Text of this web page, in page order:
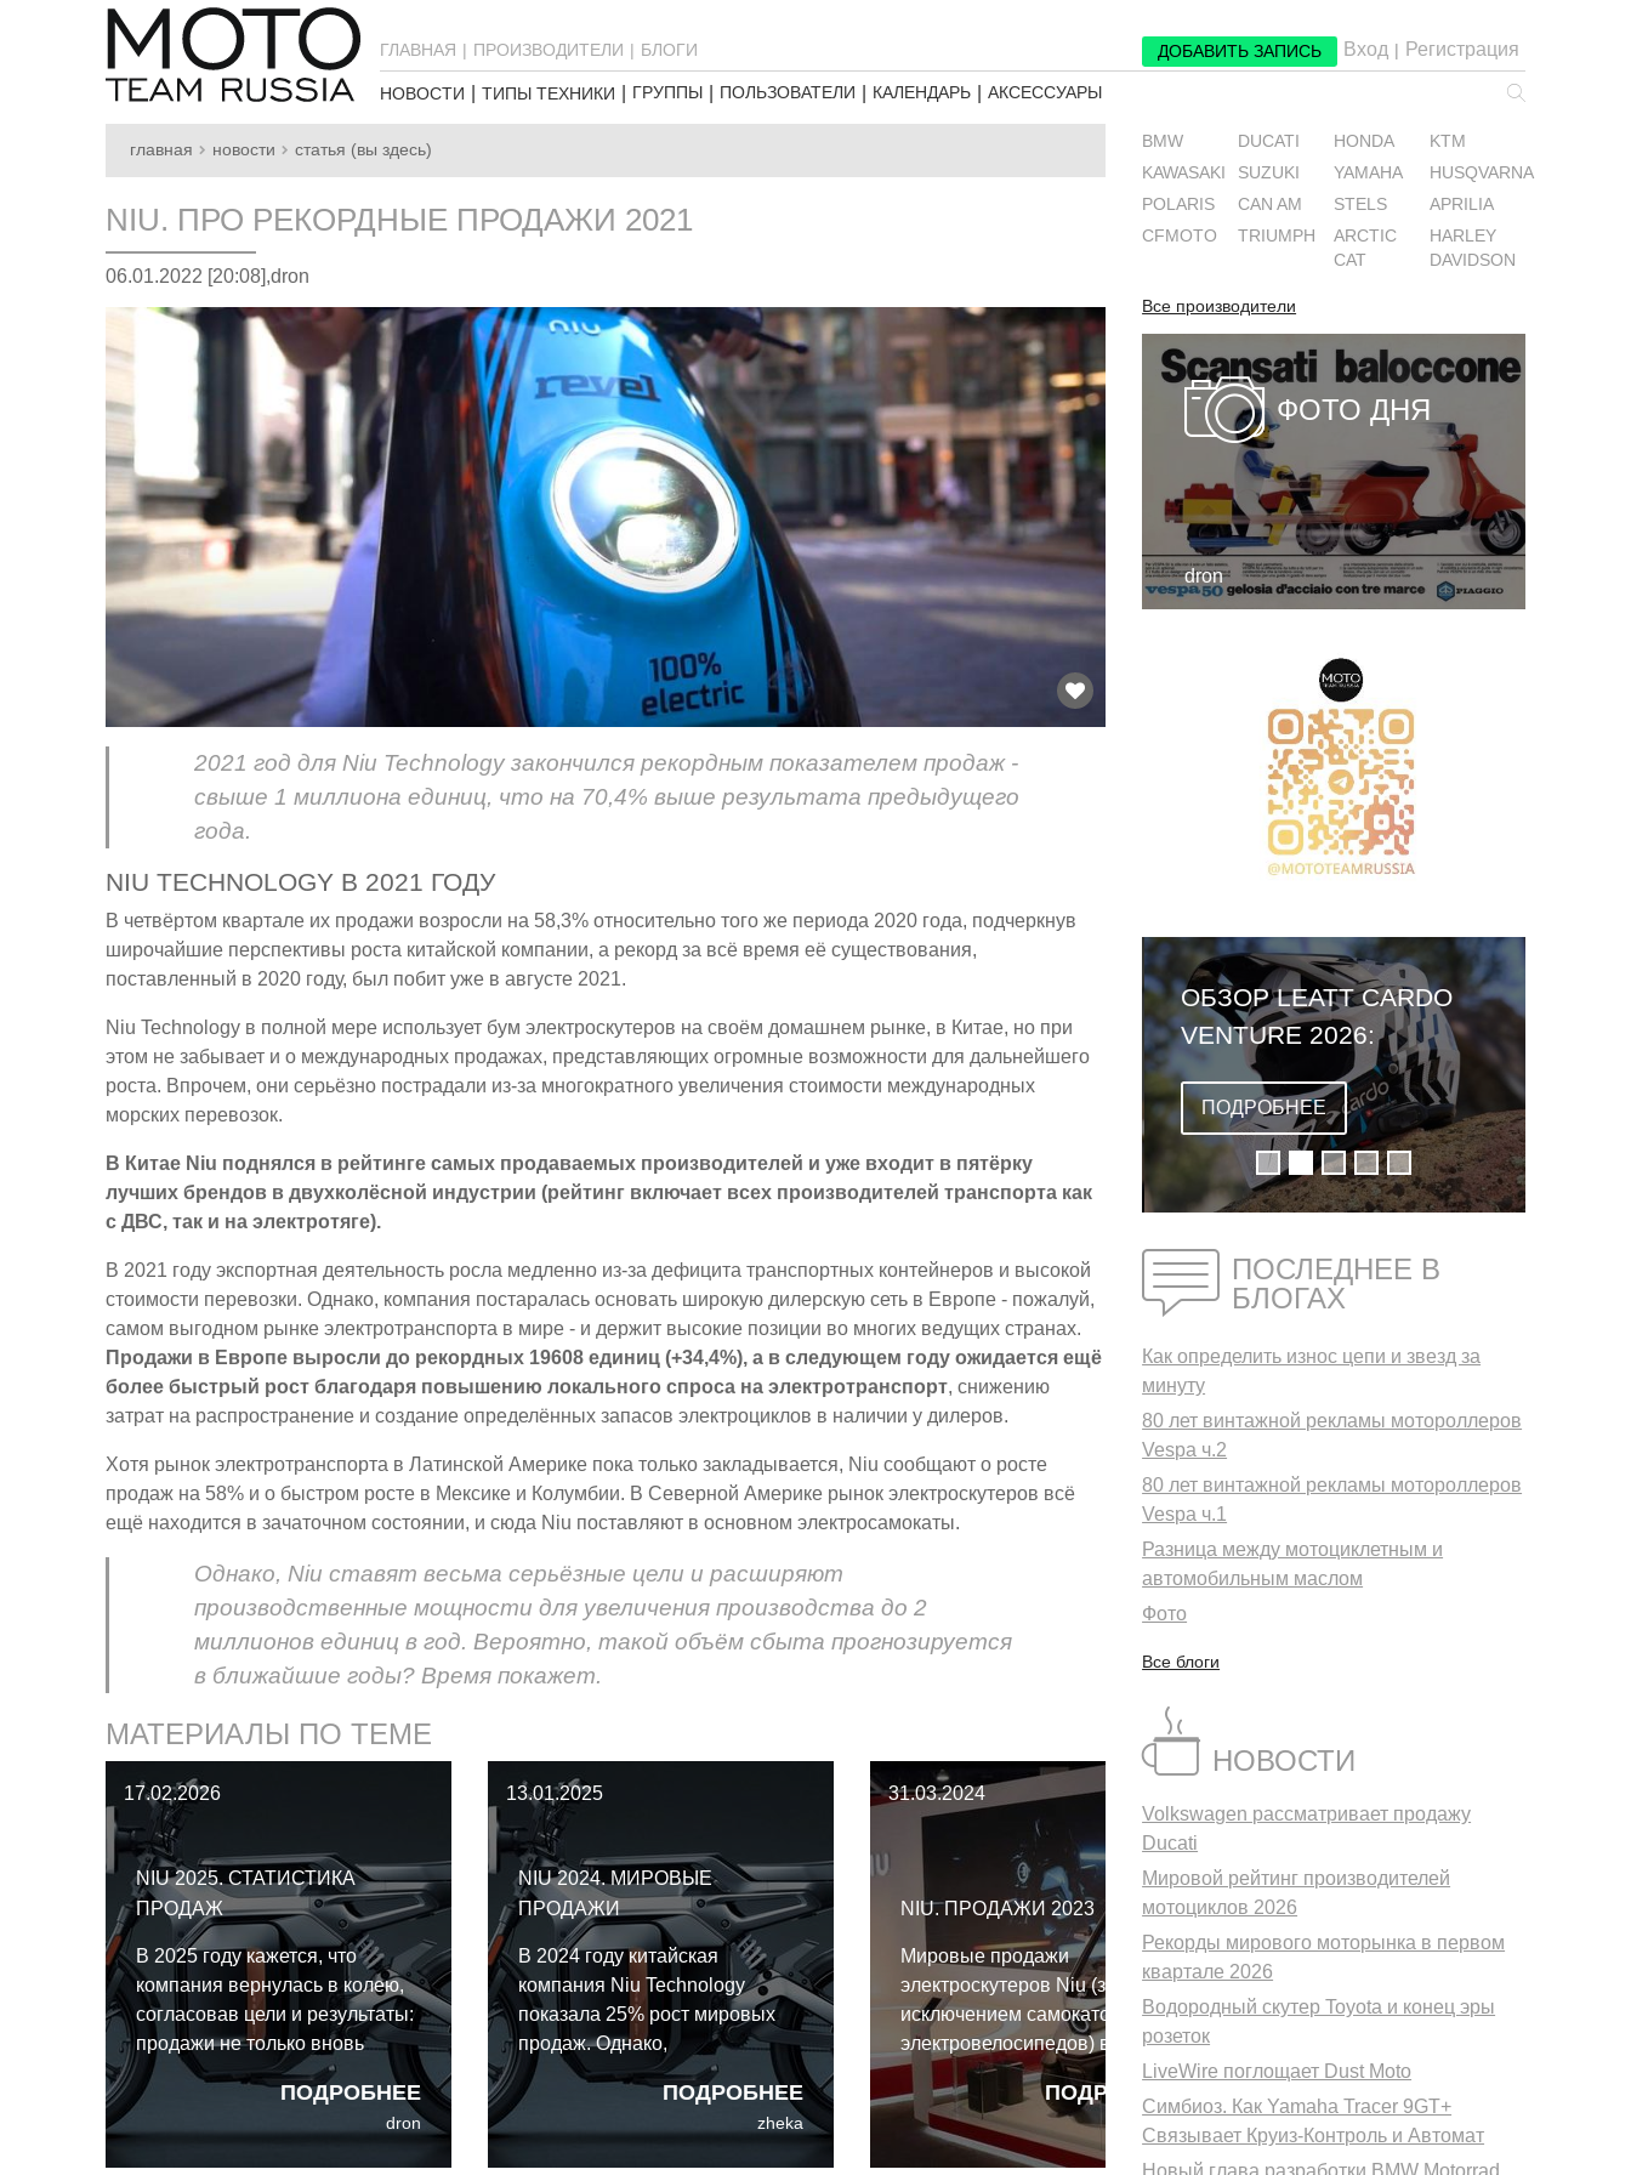
ГЛАВНАЯ ПРОИЗВОДИТЕЛИ БЛОГИ ДОБАВИТЬ ЗАПИСЬ Вход | Регистрация
НОВОСТИ ТИПЫ ТЕХНИКИ ГРУППЫ ПОЛЬЗОВАТЕЛИ КАЛЕНДАРЬ АКСЕССУАРЫ
главная новости статья (вы здесь)
NIU. ПРО РЕКОРДНЫЕ ПРОДАЖИ 2021
06.01.2022 [20:08],dron
2021 год для Niu Technology закончился рекордным показателем продаж -
свыше 1 миллиона единиц, что на 70,4% выше результата предыдущего
года.
NIU TECHNOLOGY В 2021 ГОДУ
В четвёртом квартале их продажи возросли на 58,3% относительно того же периода 2020 года, подчеркнув
широчайшие перспективы роста китайской компании, а рекорд за всё время её существования,
поставленный в 2020 году, был побит уже в августе 2021.
Niu Technology в полной мере использует бум электроскутеров на своём домашнем рынке, в Китае, но при
этом не забывает и о международных продажах, представляющих огромные возможности для дальнейшего
роста. Впрочем, они серьёзно пострадали из-за многократного увеличения стоимости международных
морских перевозок.
В Китае Niu поднялся в рейтинге самых продаваемых производителей и уже входит в пятёрку
лучших брендов в двухколёсной индустрии (рейтинг включает всех производителей транспорта как
с ДВС, так и на электротяге).
В 2021 году экспортная деятельность росла медленно из-за дефицита транспортных контейнеров и высокой
стоимости перевозки. Однако, компания постаралась основать широкую дилерскую сеть в Европе - пожалуй,
самом выгодном рынке электротранспорта в мире - и держит высокие позиции во многих ведущих странах.
Продажи в Европе выросли до рекордных 19608 единиц (+34,4%), а в следующем году ожидается ещё
более быстрый рост благодаря повышению локального спроса на электротранспорт, снижению
затрат на распространение и создание определённых запасов электроциклов в наличии у дилеров.
Хотя рынок электротранспорта в Латинской Америке пока только закладывается, Niu сообщают о росте
продаж на 58% и о быстром росте в Мексике и Колумбии. В Северной Америке рынок электроскутеров всё
ещё находится в зачаточном состоянии, и сюда Niu поставляют в основном электросамокаты.
Однако, Niu ставят весьма серьёзные цели и расширяют
производственные мощности для увеличения производства до 2
миллионов единиц в год. Вероятно, такой объём сбыта прогнозируется
в ближайшие годы? Время покажет.
МАТЕРИАЛЫ ПО ТЕМЕ
17.02.2026
NIU 2025. СТАТИСТИКА
ПРОДАЖ
ПОДРОБНЕЕ
В 2025 году кажется, что
компания вернулась в колею,
согласовав цели и результаты:
продажи не только вновь
достигнут отметки в 1 миллион,
но и установят новый рекорд в
1,25 миллиона единиц
dron
13.01.2025
NIU 2024. МИРОВЫЕ
ПРОДАЖИ
ПОДРОБНЕЕ
В 2024 году китайская
компания Niu Technology
показала 25% рост мировых
продаж. Однако,
окончательные результаты
2024 года оказались далеки от
поставленной цели вернуться к
zheka
31.03.2024
NIU. ПРОДАЖИ 2023
ПОДРОБНЕЕ
Мировые продажи
электроскутеров Niu (за
исключением самокатов и
электровелосипедов) в 2022
году составили 736957 единиц
(-27,3%), а в 2023 году продажи
снизились ещё сильнее, до
610003 штук (-17,0%).
BMW DUCATI HONDA
KTM
KAWASAKI
SUZUKI YAMAHA
HUSQVARNA
POLARIS
CAN AM STELS
APRILIA
CFMOTO
TRIUMPH
ARCTIC
CAT
HARLEY
DAVIDSON
Все производители
ФОТО ДНЯ
dron
ОБЗОР LEATT CARDO
VENTURE 2026:
ПЕРВЫЙ ШЛЕМ СО
ВСТРОЕННОЙ
ГАРНИТУРОЙ
ПОДРОБНЕЕ
ПОСЛЕДНЕЕ В
БЛОГАХ
Как определить износ цепи и звезд за
минуту
80 лет винтажной рекламы мотороллеров
Vespa ч.2
80 лет винтажной рекламы мотороллеров
Vespa ч.1
Разница между мотоциклетным и
автомобильным маслом
Фото
Все блоги
НОВОСТИ
Volkswagen рассматривает продажу
Ducati
Мировой рейтинг производителей
мотоциклов 2026
Рекорды мирового моторынка в первом
квартале 2026
Водородный скутер Toyota и конец эры
розеток
LiveWire поглощает Dust Moto
Симбиоз. Как Yamaha Tracer 9GT+
Связывает Круиз-Контроль и Автомат